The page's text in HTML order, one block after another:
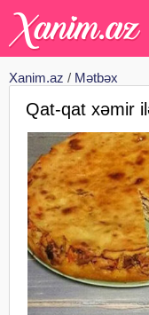
Xanim.az / Mətbəx
Qat-qat xəmir